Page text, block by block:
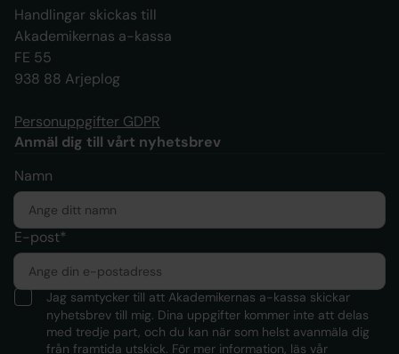
Handlingar skickas till
Akademikernas a-kassa
FE 55
938 88 Arjeplog
Personuppgifter GDPR
Anmäl dig till vårt nyhetsbrev
Namn
E-post*
Jag samtycker till att Akademikernas a-kassa skickar
nyhetsbrev till mig. Dina uppgifter kommer inte att delas
med tredje part, och du kan när som helst avanmäla dig
från framtida utskick. För mer information, läs vår